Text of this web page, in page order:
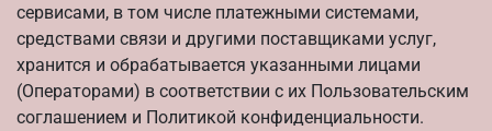
сервисами, в том числе платежными системами,
средствами связи и другими поставщиками услуг,
хранится и обрабатывается указанными лицами
(Операторами) в соответствии с их Пользовательским
соглашением и Политикой конфиденциальности.